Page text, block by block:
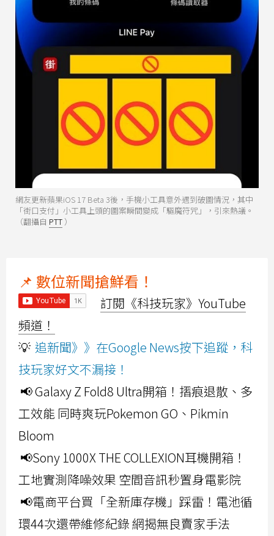
網友更新蘋果iOS 17 Beta 3後，手機小工具意外遇到破圖情況，其中
「街口支付」小工具上頭的圖案瞬間變成「驅魔符咒」，引來熱議。
（翻攝自 PTT ）
📌 數位新聞搶鮮看！
訂閱《科技玩家》YouTube
頻道！
💡 追新聞》》在Google News按下追蹤，科
技玩家好文不漏接！
📢 Galaxy Z Fold8 Ultra開箱！摺痕退散、多
工效能 同時爽玩Pokemon GO、Pikmin
Bloom
📢Sony 1000X THE COLLEXION耳機開箱！
工地實測降噪效果 空間音訊秒置身電影院
📢電商平台買「全新庫存機」踩雷！電池循
環44次還帶維修紀錄 網揭無良賣家手法